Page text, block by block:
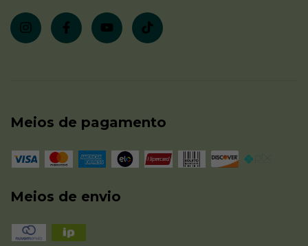
Meios de pagamento
Meios de envio